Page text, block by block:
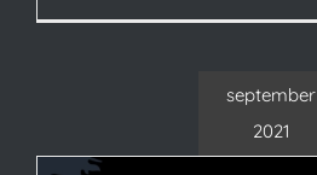
september
2021